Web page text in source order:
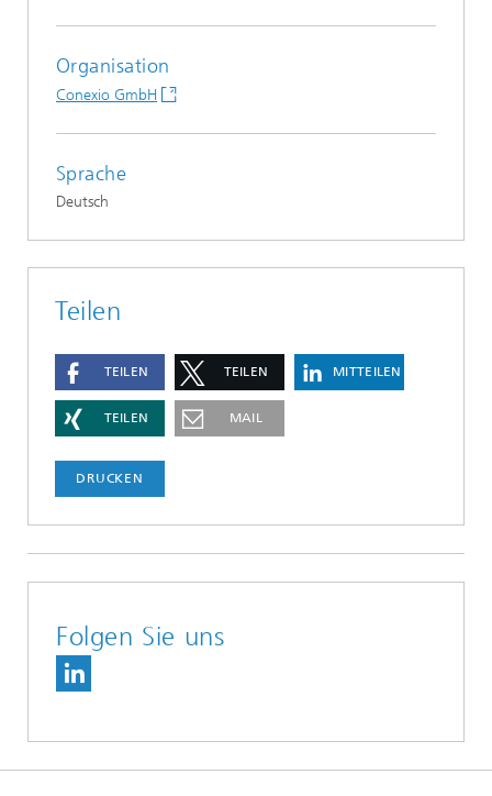
Organisation
Conexio GmbH
Sprache
Deutsch
Teilen
TEILEN TEILEN MITTEILEN
TEILEN MAIL
DRUCKEN
Folgen Sie uns